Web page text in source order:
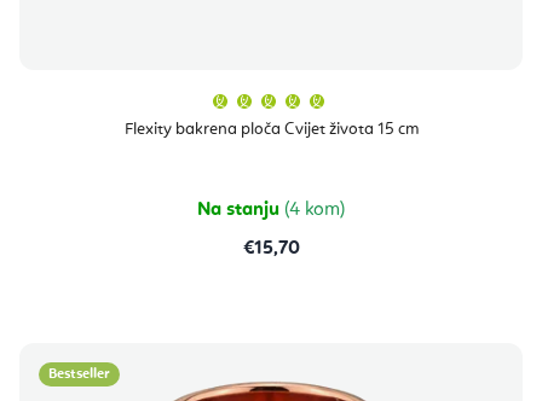
Flexity bakrena ploča Cvijet života 15 cm
proizvoda
je
zvjezdica.
Na stanju (4 kom)
€15,70
Bestseller